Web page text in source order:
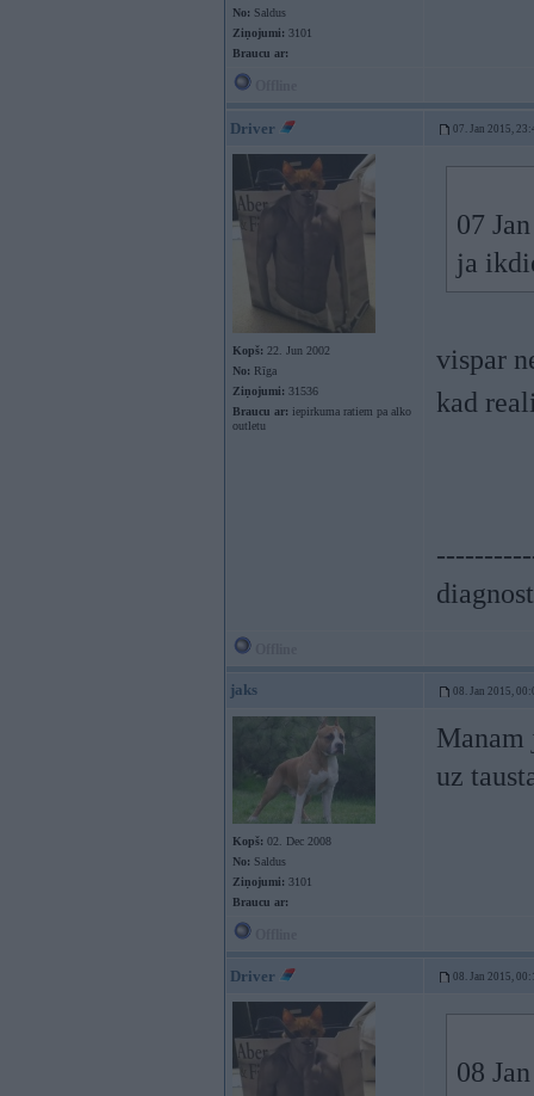
No: Saldus
Ziņojumi: 3101
Braucu ar:
Driver 07. Jan 2015,
Kopš: 22. Jun 2002
No: Rīga
Ziņojumi: 31536
Braucu ar: iepirkuma ratiem pa alko
outletu
07
ja
vispar
kad
jaks 08. Jan 2015,
Kopš: 02. Dec 2008
No: Saldus
Ziņojumi: 3101
Braucu ar:
Manam
uz
Driver 08. Jan 2015,
08